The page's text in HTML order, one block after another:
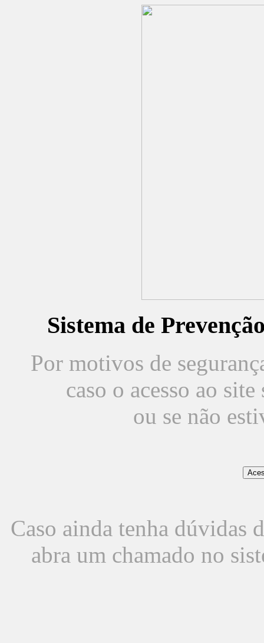
Sistema de
Por motivos de
caso o acesso ao
ou se não
Caso ainda tenha dúvidas
abra um chamado no